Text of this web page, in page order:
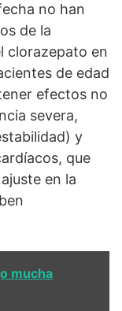
no han
de la
clorazepato en
de edad
efectos no
severa,
y
que
en la
mucha